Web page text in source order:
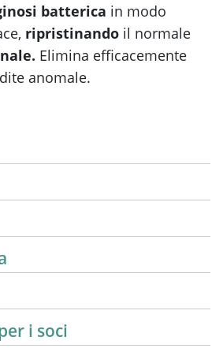
batterica in modo
ripristinando il normale
Elimina efficacemente
anomale.
i soci